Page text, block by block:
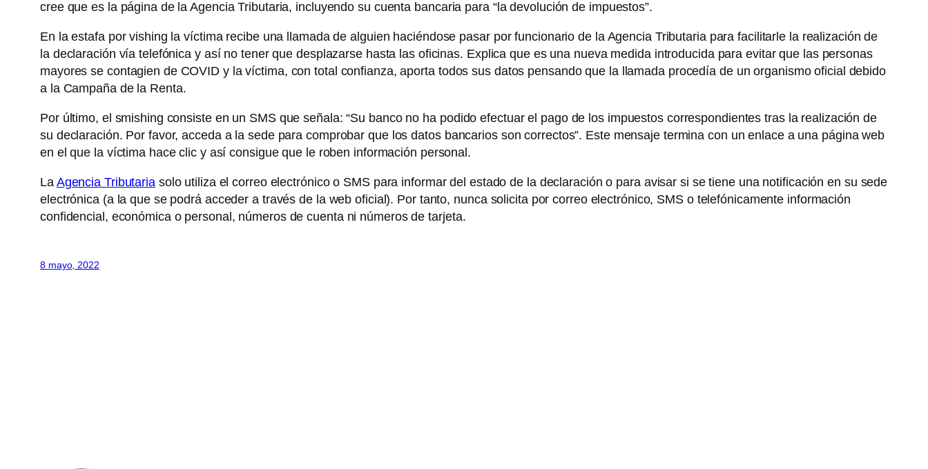
cree que es la página de la Agencia Tributaria, incluyendo su cuenta bancaria para “la devolución de impuestos”.
En la estafa por vishing la víctima recibe una llamada de alguien haciéndose pasar por funcionario de la Agencia Tributaria para facilitarle la realización de
la declaración vía telefónica y así no tener que desplazarse hasta las oficinas. Explica que es una nueva medida introducida para evitar que las personas
mayores se contagien de COVID y la víctima, con total confianza, aporta todos sus datos pensando que la llamada procedía de un organismo oficial debido
a la Campaña de la Renta.
Por último, el smishing consiste en un SMS que señala: “Su banco no ha podido efectuar el pago de los impuestos correspondientes tras la realización de
su declaración. Por favor, acceda a la sede para comprobar que los datos bancarios son correctos”. Este mensaje termina con un enlace a una página web
en el que la víctima hace clic y así consigue que le roben información personal.
La Agencia Tributariasolo utiliza el correo electrónico o SMS para informar del estado de la declaración o para avisar si se tiene una notificación en su sede
electrónica (a la que se podrá acceder a través de la web oficial). Por tanto, nunca solicita por correo electrónico, SMS o telefónicamente información
confidencial, económica o personal, números de cuenta ni números de tarjeta.
8 mayo, 2022